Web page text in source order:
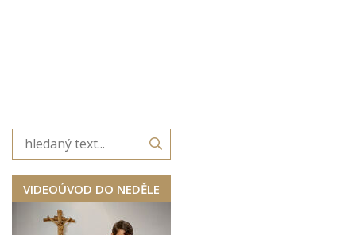
VIDEOÚVOD DO NEDĚLE